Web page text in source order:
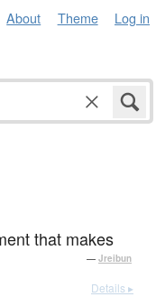
About Theme Log in
that makes
— Jreibun
Details ▸